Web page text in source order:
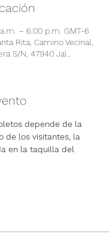
– 6:00 p.m. GMT-6
Rita, Camino Vecinal,
S/N, 47940 Jal.,
depende de la
de los visitantes, la
en la taquilla del